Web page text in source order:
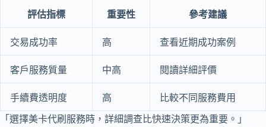
評估指標 重要性 參考建議
交易成功率 高 查看近期成功案例
客戶服務質量 中高 閱讀詳細評價
手續費透明度 高 比較不同服務費用
「選擇美卡代刷服務時，詳細調查比快速決策更為重要。」